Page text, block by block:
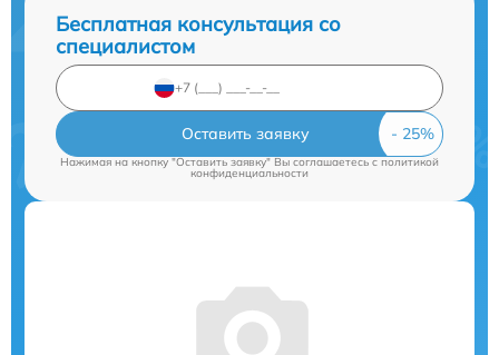
Бесплатная консультация со
специалистом
Оставить заявку
Нажимая на кнопку "Оставить заявку" Вы соглашаетесь cполитикой
конфиденциальности